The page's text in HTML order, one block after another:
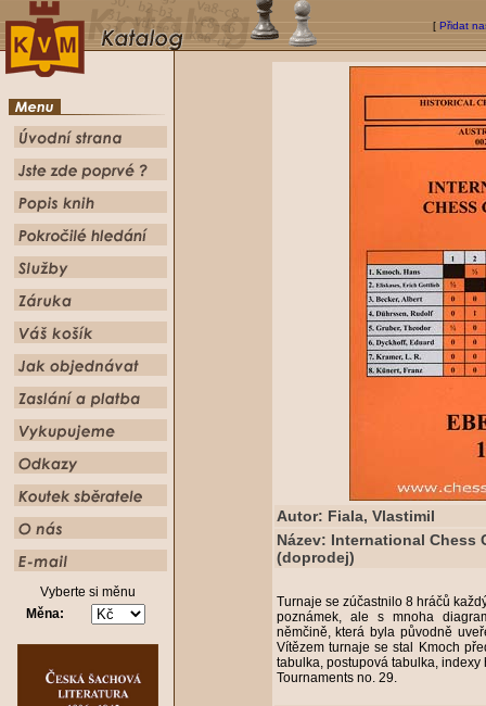
[ Přidat
Vyberte si měnu
Měna:
Autor: Fiala, Vlastimil
Název: International Chess
(doprodej)
Turnaje se zúčastnilo 8 hráčů
poznámek, ale s mnoha
němčině, která byla původně
Vítězem turnaje se stal Kmoch
tabulka, postupová tabulka,
Tournaments no. 29.